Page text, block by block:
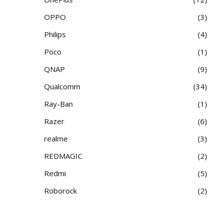
OPPO
3
Philips
4
Poco
1
QNAP
9
Qualcomm
34
Ray-Ban
1
Razer
6
realme
3
REDMAGIC
2
Redmi
5
Roborock
2